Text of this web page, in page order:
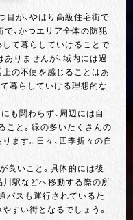
目が、やはり高級住宅街で
、かつエリア全体の防犯
て暮らしていけることで
りませんが、域内には過
の不便を感じることはあ
暮らしていける理想的な
も関わらず、周辺には自
こと。緑の多いたくさんの
ます。日々、四季折々の自
良いこと。具体的には後
川駅などへ移動する際の所
バスも運行されているた
すい街となるでしょう。